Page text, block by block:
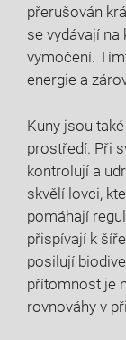
přerušován
se vydávají
vymočení.
energie a
Kuny jsou
prostředí. Při
kontrolují a
skvělí lovci,
pomáhají
přispívají k
posilují
přítomnost je
rovnováhy v